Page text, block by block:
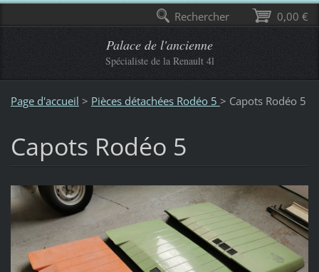
Palace de l'ancienne
Spécialiste de la Renault 4l
Page d'accueil > Pièces détachées Rodéo 5 > Capots Rodéo 5
Capots Rodéo 5
0,00 €
Rechercher